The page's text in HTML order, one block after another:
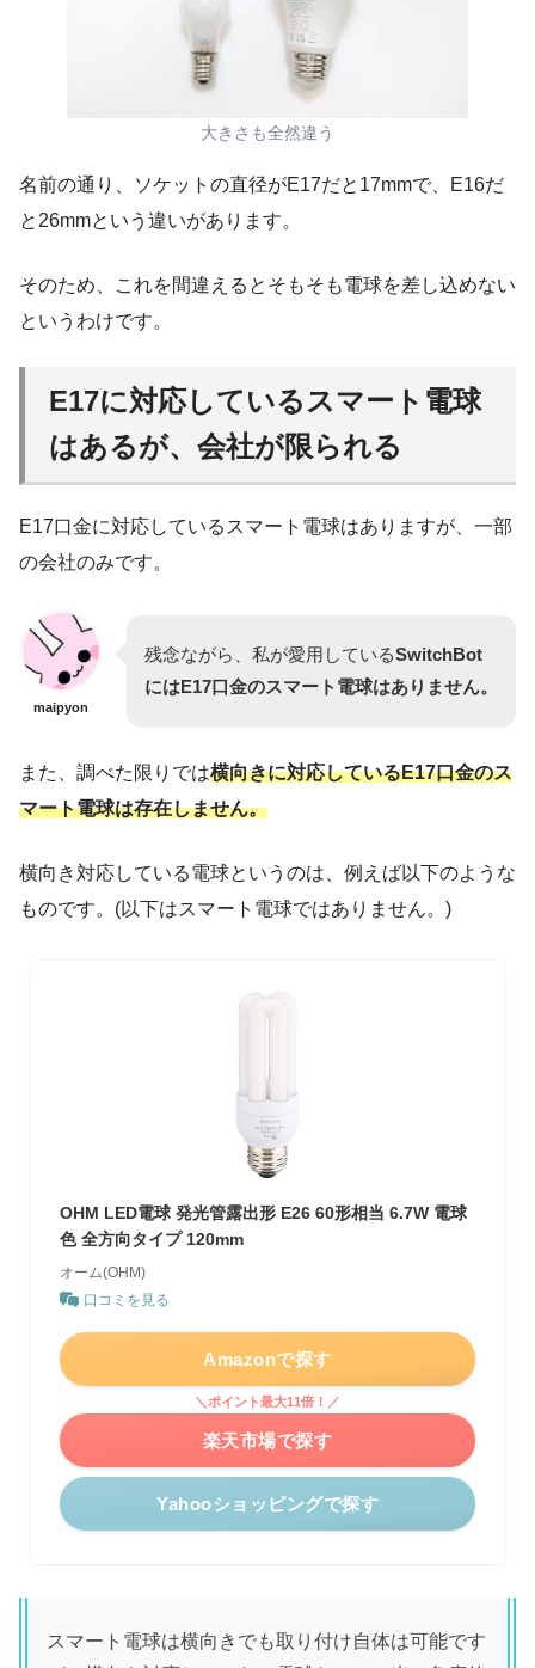
大きさも全然違う
名前の通り、ソケットの直径がE17だと17mmで、E16だ
と26mmという違いがあります。
そのため、これを間違えるとそもそも電球を差し込めない
というわけです。
E17に対応しているスマート電球
はあるが、会社が限られる
E17口金に対応しているスマート電球はありますが、一部
の会社のみです。
maipyon
残念ながら、私が愛用しているSwitchBot
にはE17口金のスマート電球はありません。
また、調べた限りでは横向きに対応しているE17口金のス
マート電球は存在しません。
横向き対応している電球というのは、例えば以下のような
ものです。(以下はスマート電球ではありません。)
OHM LED電球 発光管露出形 E26 60形相当 6.7W 電球
色 全方向タイプ 120mm
オーム(OHM)
口コミを見る
Amazonで探す
＼ポイント最大11倍！／
楽天市場で探す
Yahooショッピングで探す
スマート電球は横向きでも取り付け自体は可能です